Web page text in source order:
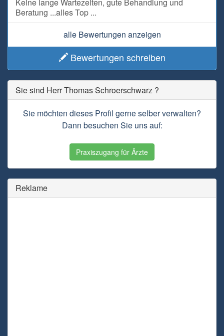
Beratung ...alles Top ...
alle Bewertungen anzeigen
Bewertungen schreiben
Sie sind Herr Thomas Schroerschwarz ?
Sie möchten dieses Profil gerne selber verwalten?
Dann besuchen Sie uns auf:
Praxiszugang für Ärzte
Reklame